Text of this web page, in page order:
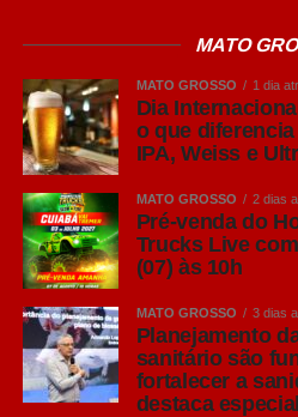
hambúrgueres, sanduíches,
frutos do mar, sem se sobrepor
alimentos.
Leia Também: Festas de
públicas e privadas estão
em Cuiabá
A verdadeira Pilsen (em
Reconhecida pela alta
amargor acentuado, a cerveja
por ser, à época, uma cerveja
MATO
MATO GROSSO 1 dia
Dia
o que
IPA, Weiss e
MATO GROSSO 2 dias
Pré-venda do
Trucks Live
(07) às 10h
MATO GROSSO 3 dias
Planejamento
sanitário são
fortalecer a
destaca